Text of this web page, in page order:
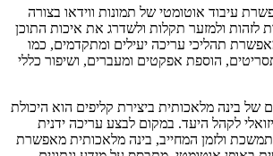
עיבוד אוטומטי של תמונות ווידאו בצורה
ולמזער תקלות ולשדרג את איכות התוכן
מאפשרת תהליכי עריכה יעילים ומתקדמים, כמו
הוספת אפקטים ומעברים, ושיפור כללי
של בינה מלאכותית ביצירת קליפים הוא היכולת
לקהל היעד. במקום לבצע עריכה ידנית
ולזמן המחייב, בינה מלאכותית מאפשרת